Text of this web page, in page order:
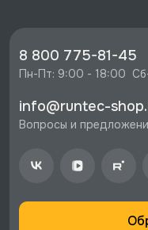
руб.
⚡️ Бесплатная
стоимости заказа.
8 800 775-81-45
Пн-Пт: 9:00 - 18:00
info@runtec-
Вопросы и